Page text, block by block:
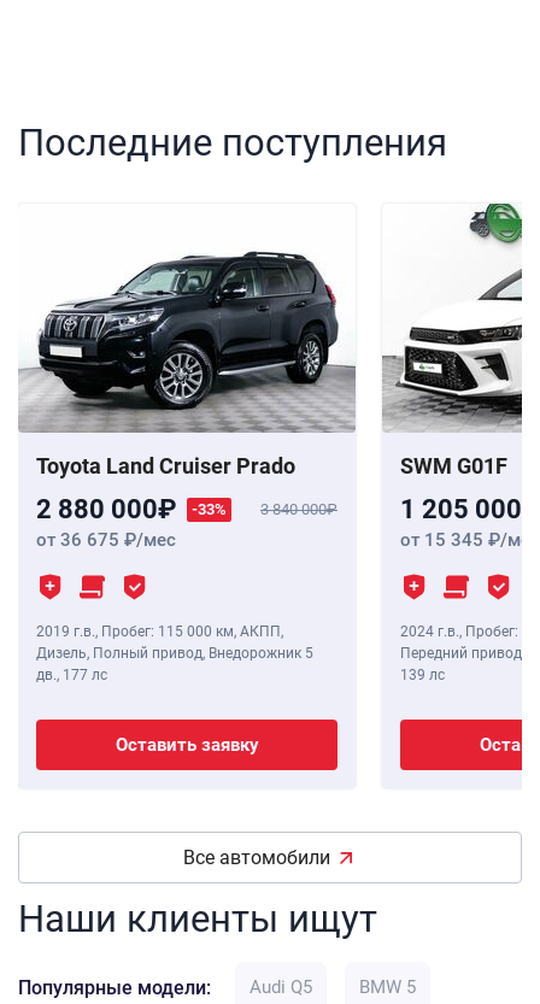
Последние поступления
Toyota Land Cruiser Prado
2 880 000 -33% 3 840 000
от 36 675 /мес
2019 г.в., Пробег: 115 000 км, АКПП,
Дизель, Полный привод, Внедорожник 5
дв., 177 лс
Оставить заявку
SWM G01F
1 205 000
от 15 345 /мес
2024 г.в., Пробег: 8
Передний привод,
139 лс
Все автомобили
Наши клиенты ищут
Популярные модели: Audi Q5 BMW 5